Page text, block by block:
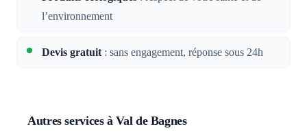
l’environnement
Devis gratuit: sans engagement, réponse sous 24h
Autres services à Val de Bagnes